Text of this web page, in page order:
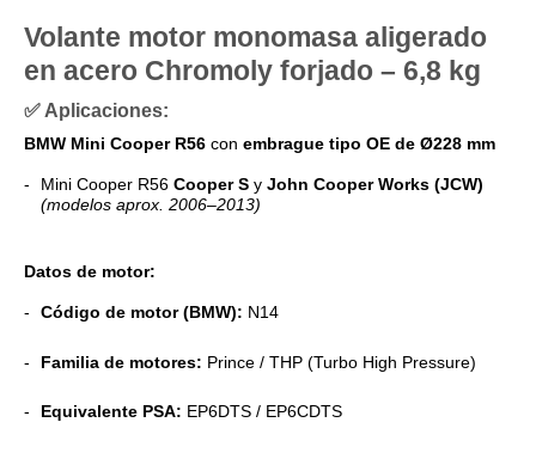
Volante motor monomasa aligerado
en acero Chromoly forjado – 6,8 kg
✅ Aplicaciones:
BMW Mini Cooper R56 con embrague tipo OE de Ø228 mm
Mini Cooper R56 Cooper S y John Cooper Works (JCW)
(modelos aprox. 2006–2013)
Datos de motor:
Código de motor (BMW): N14
Familia de motores: Prince / THP (Turbo High Pressure)
Equivalente PSA: EP6DTS / EP6CDTS